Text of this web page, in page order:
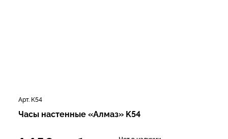
Арт. K54
Часы настенные «Алмаз» K54